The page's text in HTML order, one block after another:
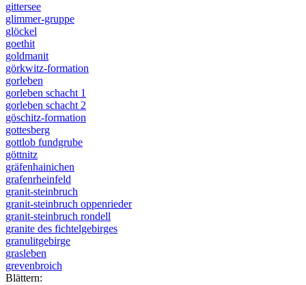
gittersee
glimmer-gruppe
glöckel
goethit
goldmanit
görkwitz-formation
gorleben
gorleben schacht 1
gorleben schacht 2
göschitz-formation
gottesberg
gottlob fundgrube
göttnitz
gräfenhainichen
grafenrheinfeld
granit-steinbruch
granit-steinbruch oppenrieder
granit-steinbruch rondell
granite des fichtelgebirges
granulitgebirge
grasleben
grevenbroich
Blättern: